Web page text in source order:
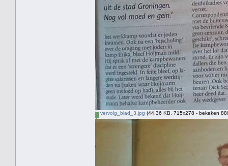
vervolg_blad_3.jpg (44.36 KB, 715x278 - bekeken